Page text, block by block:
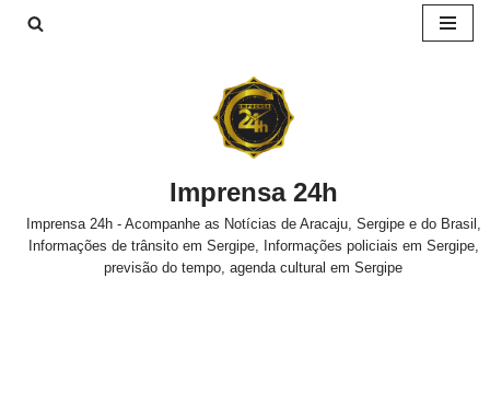
Imprensa 24h
Imprensa 24h - Acompanhe as Notícias de Aracaju, Sergipe e do Brasil,
Informações de trânsito em Sergipe, Informações policiais em Sergipe,
previsão do tempo, agenda cultural em Sergipe